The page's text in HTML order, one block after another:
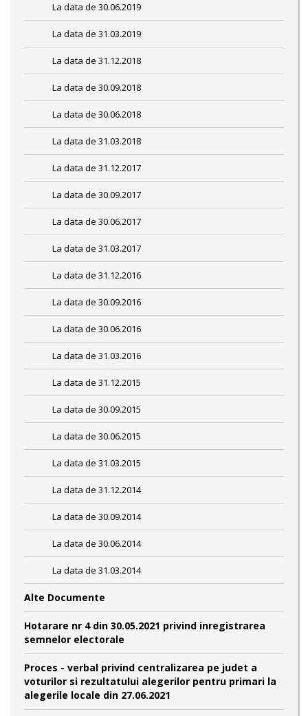
La data de 30.06.2019
La data de 31.03.2019
La data de 31.12.2018
La data de 30.09.2018
La data de 30.06.2018
La data de 31.03.2018
La data de 31.12.2017
La data de 30.09.2017
La data de 30.06.2017
La data de 31.03.2017
La data de 31.12.2016
La data de 30.09.2016
La data de 30.06.2016
La data de 31.03.2016
La data de 31.12.2015
La data de 30.09.2015
La data de 30.06.2015
La data de 31.03.2015
La data de 31.12.2014
La data de 30.09.2014
La data de 30.06.2014
La data de 31.03.2014
Alte Documente
Hotarare nr 4 din 30.05.2021 privind inregistrarea
semnelor electorale
Proces - verbal privind centralizarea pe judet a
voturilor si rezultatului alegerilor pentru primari la
alegerile locale din 27.06.2021